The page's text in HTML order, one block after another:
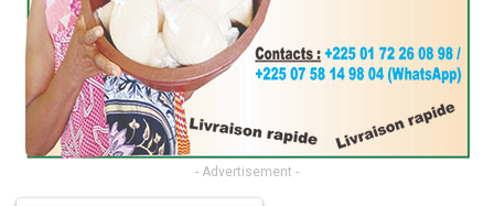
- Advertisement -